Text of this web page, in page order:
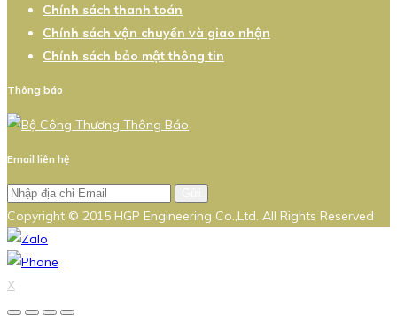
Chính sách thanh toán
Chính sách vận chuyển và giao nhận
Chính sách bảo mật thông tin
Thông báo
Email liên hệ
Copyright © 2015 HGP Engineering Co.,Ltd. All Rights Reserved
X